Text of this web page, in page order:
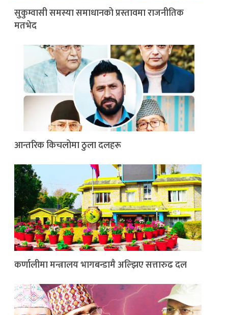
सुकुम्वासी समस्या समाधानको प्रस्तावमा राजनीतिक
मतभेद
आन्तरिक किचलोमा ठुला दलहरू
कर्णालीमा मन्त्रालय भागबन्डामै अल्झिए सत्तारुढ दल